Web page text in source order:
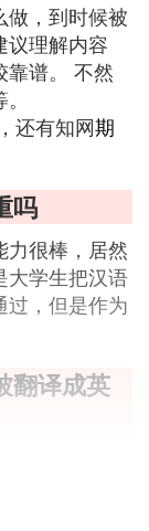
做，到时候被
议理解内容
靠谱。 不然
还有知网期
吗
力很棒，居然
大学生把汉语
过，但是作为
翻译成英
事，如果查
一篇论文从